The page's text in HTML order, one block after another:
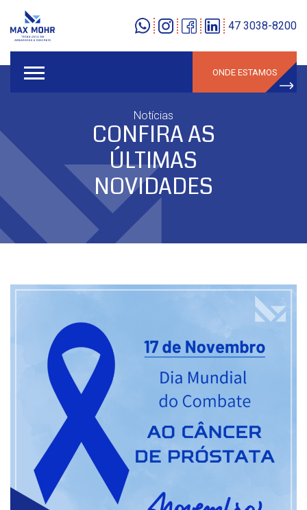
47 3038-8200
ONDE ESTAMOS
Notícias
CONFIRA AS
ÚLTIMAS
NOVIDADES